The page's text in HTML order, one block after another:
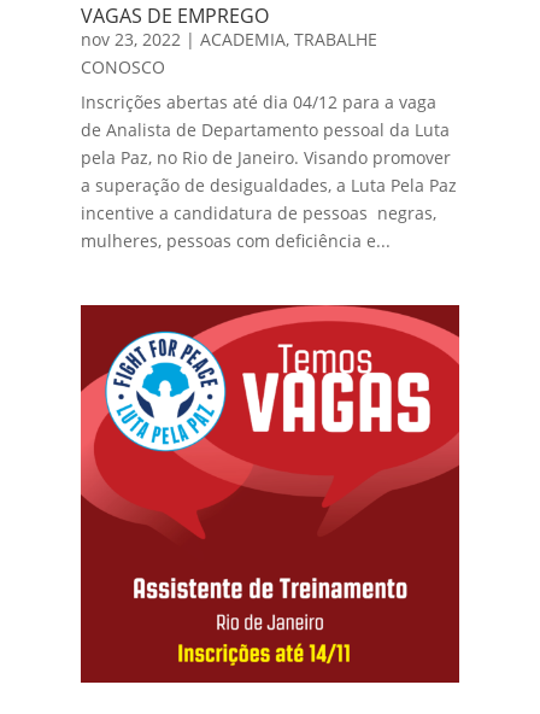
VAGAS DE EMPREGO
nov 23, 2022 |ACADEMIA,TRABALHE
CONOSCO
Inscrições abertas até dia 04/12 para a vaga
de Analista de Departamento pessoal da Luta
pela Paz, no Rio de Janeiro. Visando promover
a superação de desigualdades, a Luta Pela Paz
incentive a candidatura de pessoas negras,
mulheres, pessoas com deficiência e...